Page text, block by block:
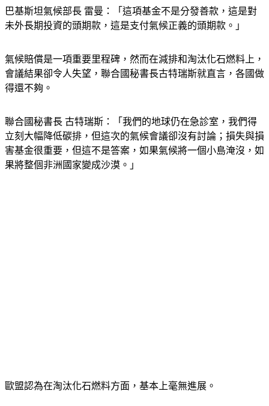
巴基斯坦氣候部長 雷曼：「這項基金不是分發善款，這是對
未外長期投資的頭期款，這是支付氣候正義的頭期款。」
氣候賠償是一項重要里程碑，然而在減排和淘汰化石燃料上，
會議結果卻令人失望，聯合國秘書長古特瑞斯就直言，各國做
得還不夠。
聯合國秘書長 古特瑞斯：「我們的地球仍在急診室，我們得
立刻大幅降低碳排，但這次的氣候會議卻沒有討論；損失與損
害基金很重要，但這不是答案，如果氣候將一個小島淹沒，如
果將整個非洲國家變成沙漠。」
歐盟認為在淘汰化石燃料方面，基本上毫無進展。